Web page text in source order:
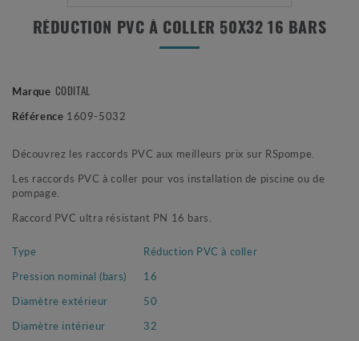
RÉDUCTION PVC À COLLER 50X32 16 BARS
Marque CODITAL
Référence 1609-5032
Découvrez les raccords PVC aux meilleurs prix sur RSpompe.
Les raccords PVC à coller pour vos installation de piscine ou de
pompage.
Raccord PVC ultra résistant PN 16 bars.
Type
Réduction PVC à coller
Pression nominal (bars)
16
Diamètre extérieur
50
Diamètre intérieur
32